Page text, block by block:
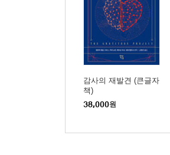
감사의 재발견 (큰글자
책)
38,000원